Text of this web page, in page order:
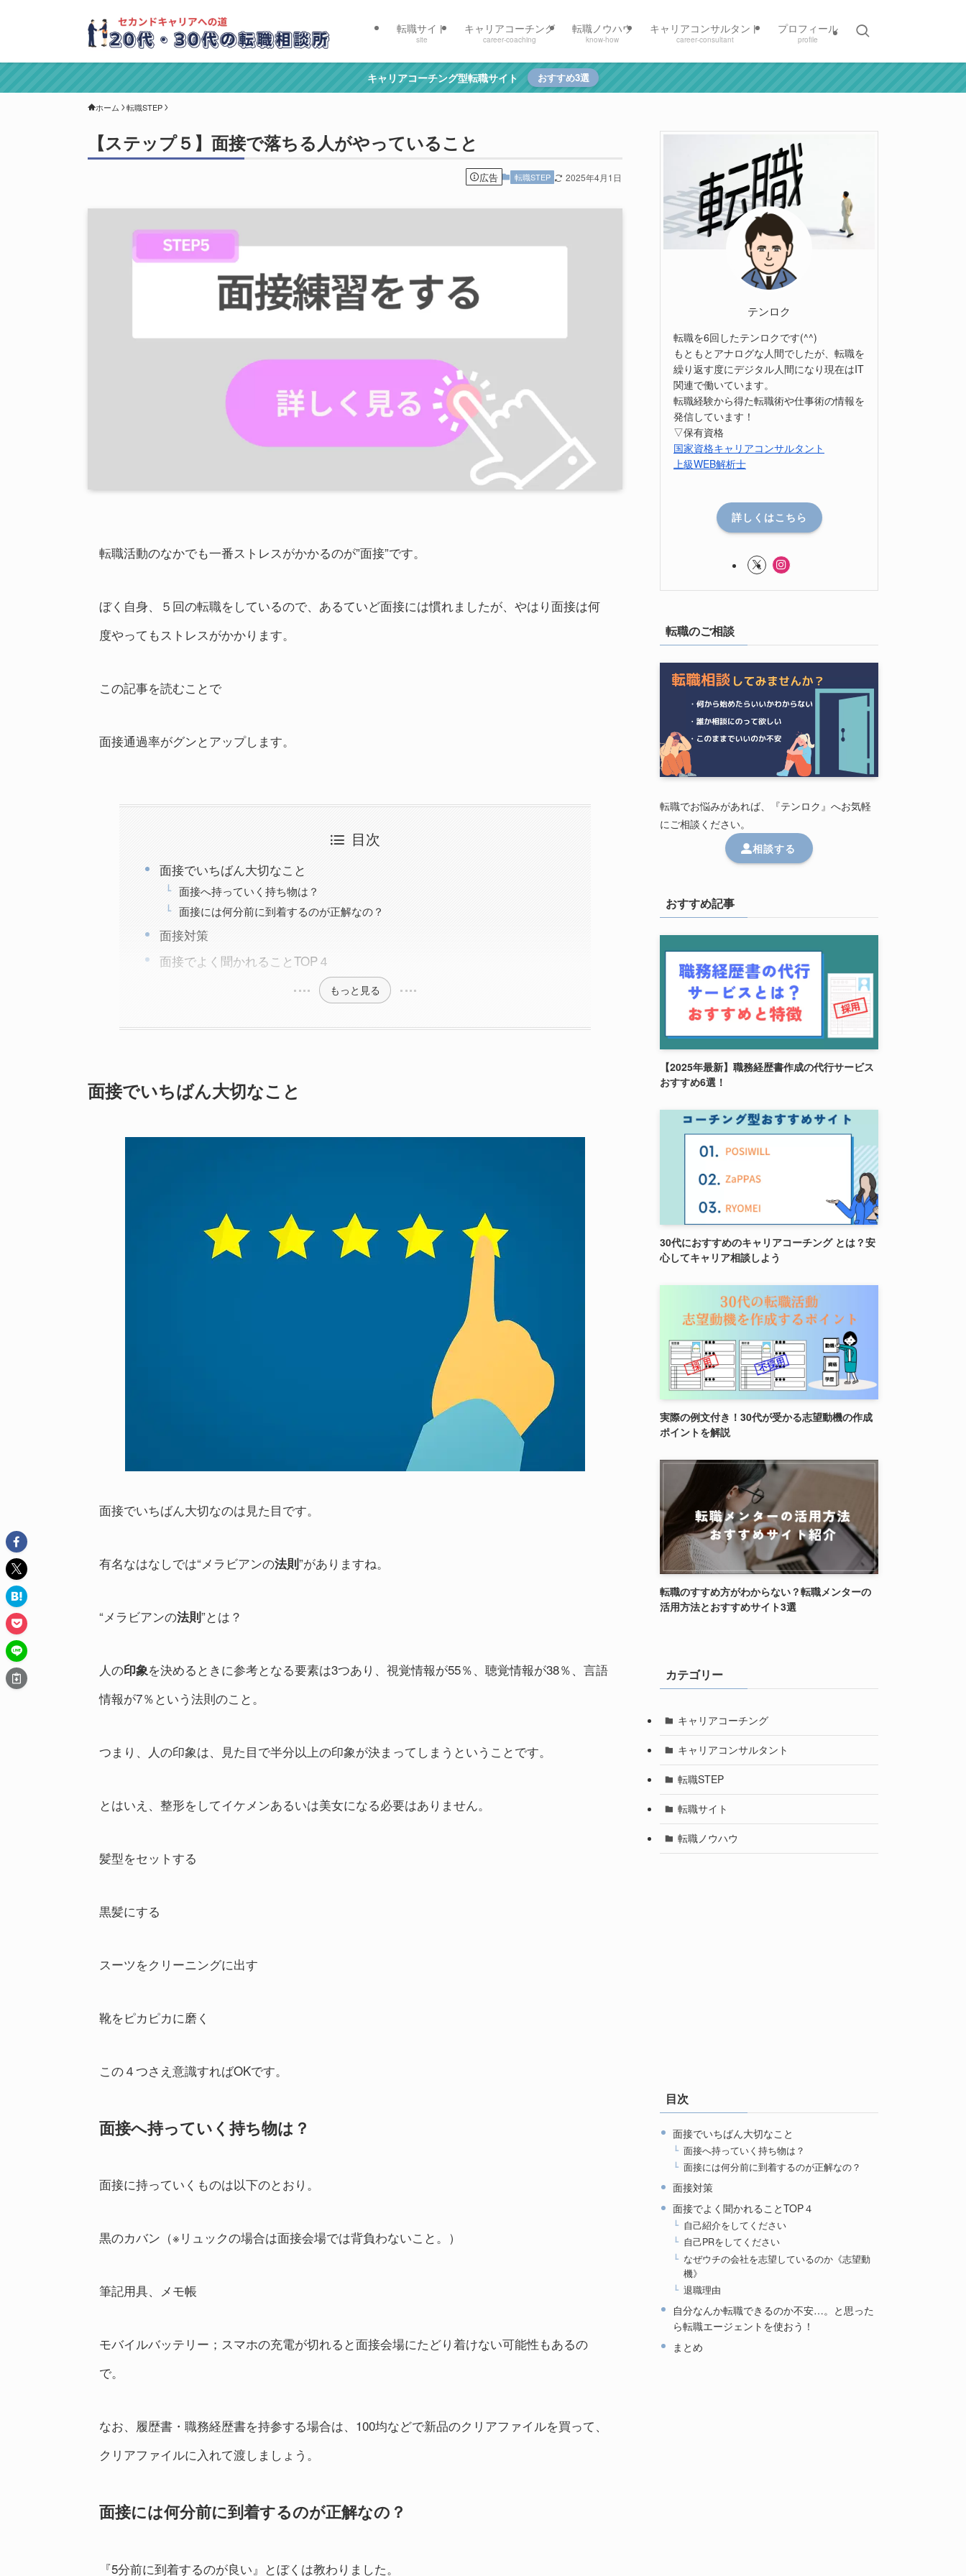
転職サイト
site
キャリアコーチング
career-coaching
転職ノウハウ
know-how
キャリアコンサルタント
career-consultant
プロフィール
profile
キャリアコーチング型転職サイト おすすめ3選
ホーム 転職STEP
【ステップ５】面接で落ちる人がやっていること
広告 転職STEP 2025年4月1日
転職活動のなかでも一番ストレスがかかるのが”面接”です。
ぼく自身、５回の転職をしているので、あるていど面接には慣れましたが、やはり面接は何
度やってもストレスがかかります。
この記事を読むことで
面接通過率がグンとアップします。
目次
面接でいちばん大切なこと
面接へ持っていく持ち物は？
面接には何分前に到着するのが正解なの？
面接対策
面接でよく聞かれることTOP４
もっと見る
面接でいちばん大切なこと
面接でいちばん大切なのは見た目です。
有名なはなしでは“メラビアンの法則”がありますね。
“メラビアンの法則”とは？
人の印象を決めるときに参考となる要素は3つあり、視覚情報が55％、聴覚情報が38％、言語
情報が7％という法則のこと。
つまり、人の印象は、見た目で半分以上の印象が決まってしまうということです。
とはいえ、整形をしてイケメンあるいは美女になる必要はありません。
髪型をセットする
黒髪にする
スーツをクリーニングに出す
靴をピカピカに磨く
この４つさえ意識すればOKです。
面接へ持っていく持ち物は？
面接に持っていくものは以下のとおり。
黒のカバン（※リュックの場合は面接会場では背負わないこと。）
筆記用具、メモ帳
モバイルバッテリー；スマホの充電が切れると面接会場にたどり着けない可能性もあるの
で。
なお、履歴書・職務経歴書を持参する場合は、100均などで新品のクリアファイルを買って、
クリアファイルに入れて渡しましょう。
面接には何分前に到着するのが正解なの？
『5分前に到着するのが良い』とぼくは教わりました。
テンロク
転職を6回したテンロクです(^^)
もともとアナログな人間でしたが、転職を
繰り返す度にデジタル人間になり現在はIT
関連で働いています。
転職経験から得た転職術や仕事術の情報を
発信しています！
▽保有資格
国家資格キャリアコンサルタント
上級WEB解析士
詳しくはこちら
転職のご相談
転職でお悩みがあれば、『テンロク』へお気軽
にご相談ください。
相談する
おすすめ記事
【2025年最新】職務経歴書作成の代行サービス
おすすめ6選！
30代におすすめのキャリアコーチング とは？安
心してキャリア相談しよう
実際の例文付き！30代が受かる志望動機の作成
ポイントを解説
転職のすすめ方がわからない？転職メンターの
活用方法とおすすめサイト3選
カテゴリー
キャリアコーチング
キャリアコンサルタント
転職STEP
転職サイト
転職ノウハウ
目次
面接でいちばん大切なこと
面接へ持っていく持ち物は？
面接には何分前に到着するのが正解なの？
面接対策
面接でよく聞かれることTOP４
自己紹介をしてください
自己PRをしてください
なぜウチの会社を志望しているのか《志望動
機》
退職理由
自分なんか転職できるのか不安…。と思った
ら転職エージェントを使おう！
まとめ